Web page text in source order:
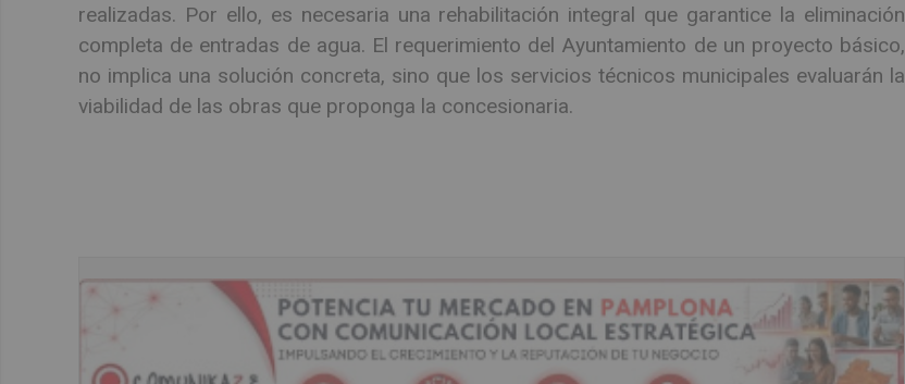
realizadas. Por ello, es necesaria una rehabilitación integral que garantice la eliminación
completa de entradas de agua. El requerimiento del Ayuntamiento de un proyecto básico,
no implica una solución concreta, sino que los servicios técnicos municipales evaluarán la
viabilidad de las obras que proponga la concesionaria.